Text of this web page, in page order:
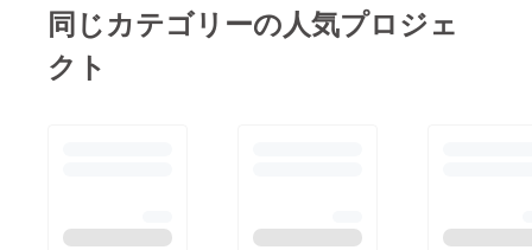
同じカテゴリーの人気プロジェ
クト